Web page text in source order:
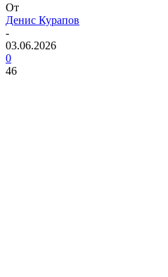
От
Денис Курапов
-
03.06.2026
0
46